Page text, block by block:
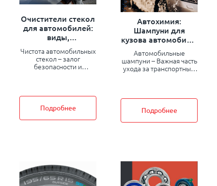
Очистители стекол
для автомобилей:
виды,
преимущества и
особенности
Чистота автомобильных
стекол – залог
безопасности и
создавая риск
возникновения
аварийных ситуаций.
Для поддержания
Подробнее
Автохимия:
Шампуни для
кузова автомобиля,
виды, особенности
и преимущества
Автомобильные
шампуни – Важная часть
ухода за транспортным
защищают
лакокрасочное
покрытие от
повреждений,
Подробнее